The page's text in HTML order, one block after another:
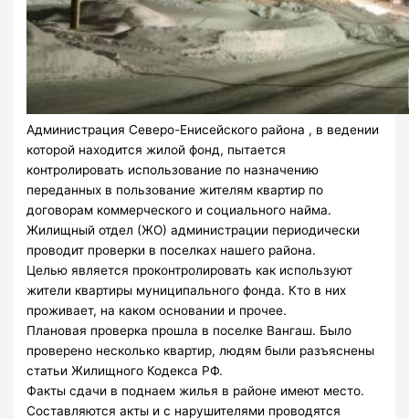
Администрация Северо-Енисейского района , в ведении
которой находится жилой фонд, пытается
контролировать использование по назначению
переданных в пользование жителям квартир по
договорам коммерческого и социального найма.
Жилищный отдел (ЖО) администрации периодически
проводит проверки в поселках нашего района.
Целью является проконтролировать как используют
жители квартиры муниципального фонда. Кто в них
проживает, на каком основании и прочее.
Плановая проверка прошла в поселке Вангаш. Было
проверено несколько квартир, людям были разъяснены
статьи Жилищного Кодекса РФ.
Факты сдачи в поднаем жилья в районе имеют место.
Составляются акты и с нарушителями проводятся